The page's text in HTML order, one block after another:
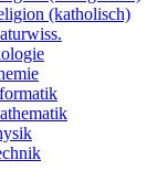
(katholisch)